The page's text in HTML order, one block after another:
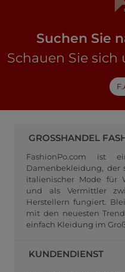
Suchen Sie
Schauen Sie sich
GROSSHANDEL
FashionPo.com ist
Damenbekleidung, der
italienischer Mode für
und als Vermittler
Herstellern fungiert.
mit den neuesten
einfach Kleidung im
KUNDENDIENST